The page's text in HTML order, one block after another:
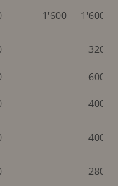
1'600 1'600
320
600
400
400
280